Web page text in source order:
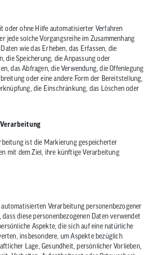
oder ohne Hilfe automatisierter Verfahren
jede solche Vorgangsreihe im Zusammenhang
wie das Erheben, das Erfassen, die
die Speicherung, die Anpassung oder
das Abfragen, die Verwendung, die Offenlegung
oder eine andere Form der Bereitstellung,
die Einschränkung, das Löschen oder
ist die Markierung gespeicherter
mit dem Ziel, ihre künftige Verarbeitung
Verarbeitung personenbezogener
diese personenbezogenen Daten verwendet
Aspekte, die sich auf eine natürliche
insbesondere, um Aspekte bezüglich
Lage, Gesundheit, persönlicher Vorlieben,